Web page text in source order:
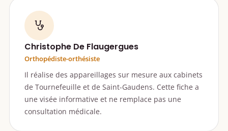
Christophe De Flaugergues
Orthopédiste-orthésiste
Il réalise des appareillages sur mesure aux cabinets
de Tournefeuille et de Saint-Gaudens. Cette fiche a
une visée informative et ne remplace pas une
consultation médicale.